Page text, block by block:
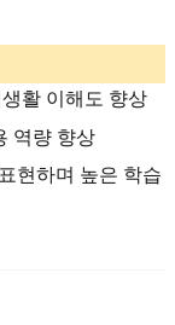
활 이해도 향상
역량 향상
현하며 높은 학습